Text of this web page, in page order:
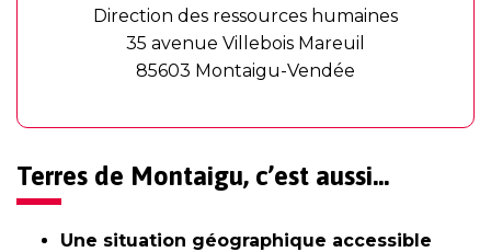
Direction des ressources humaines
35 avenue Villebois Mareuil
85603 Montaigu-Vendée
Terres de Montaigu, c’est aussi…
Une situation géographique accessible